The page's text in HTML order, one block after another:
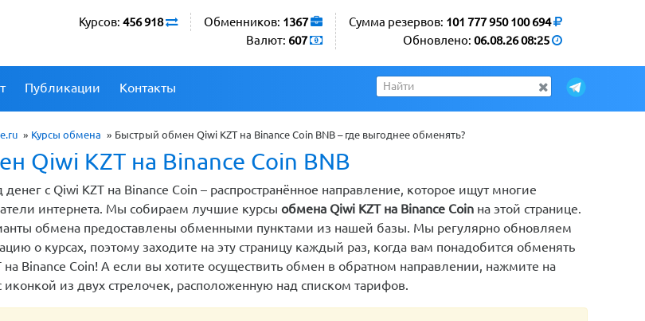
Сумма резервов: 101 777 950 100 694
Обновлено: 06.08.26 08:25
Обменников: 1367
Валют: 607
Курсов: 456 918
Публикации Контакты
» Курсы обмена » Быстрый обмен Qiwi KZT на Binance Coin BNB – где выгоднее обменять?
Qiwi KZT на Binance Coin BNB
денег с Qiwi KZT на Binance Coin – распространённое направление, которое ищут многие
интернета. Мы собираем лучшие курсы обмена Qiwi KZT на Binance Coin на этой странице.
обмена предоставлены обменными пунктами из нашей базы. Мы регулярно обновляем
о курсах, поэтому заходите на эту страницу каждый раз, когда вам понадобится обменять
на Binance Coin! А если вы хотите осуществить обмен в обратном направлении, нажмите на
иконкой из двух стрелочек, расположенную над списком тарифов.